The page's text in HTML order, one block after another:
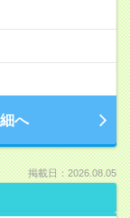
へ
掲載日：2026.08.05